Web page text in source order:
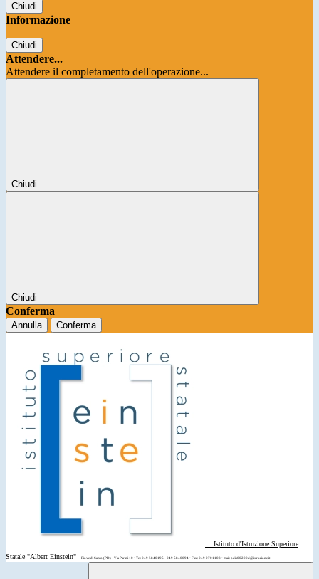
Chiudi
Informazione
Chiudi
Attendere...
Attendere il completamento dell'operazione...
Chiudi
Chiudi
Conferma
Annulla Conferma
Istituto d'Istruzione Superiore
Statale "Albert Einstein"
Piove di Sacco (PD) - Via Parini 10 • Tel: 049 5840195 - 049 5840094 • Fax: 049 9701108 • mail: pdis00200d@istruzione.it